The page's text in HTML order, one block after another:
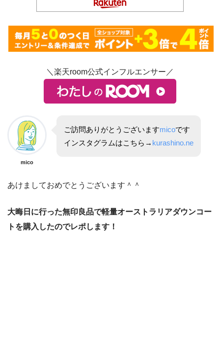
＼楽天room公式インフルエンサー／
mico
ご訪問ありがとうございますmicoです
インスタグラムはこちら→ kurashino.ne
あけましておめでとうございます＾＾
大晦日に行った無印良品で軽量オーストラリアダウンコー
トを購入したのでレポします！